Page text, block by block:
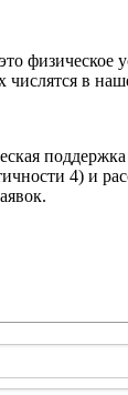
физическое
числятся в
4) и